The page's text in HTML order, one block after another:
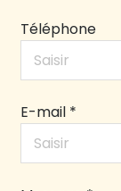
Téléphone
E-mail *